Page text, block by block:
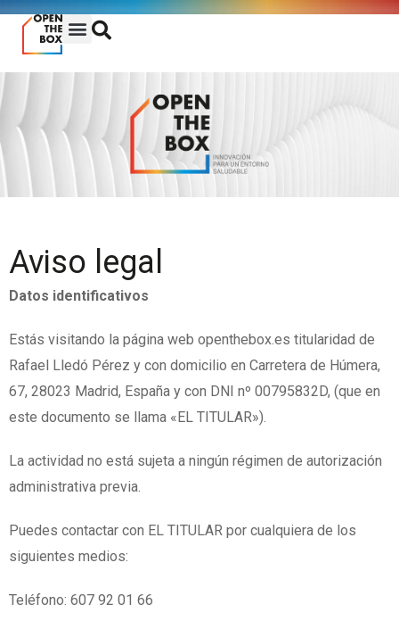
Ir
Menú
Aviso legal
Datos identificativos
Estás visitando la página web openthebox.es titularidad de
Rafael Lledó Pérez y con domicilio en Carretera de Húmera,
67, 28023 Madrid, España y con DNI nº 00795832D, (que en
este documento se llama «EL TITULAR»).
La actividad no está sujeta a ningún régimen de autorización
administrativa previa.
Puedes contactar con EL TITULAR por cualquiera de los
siguientes medios:
Teléfono: 607 92 01 66